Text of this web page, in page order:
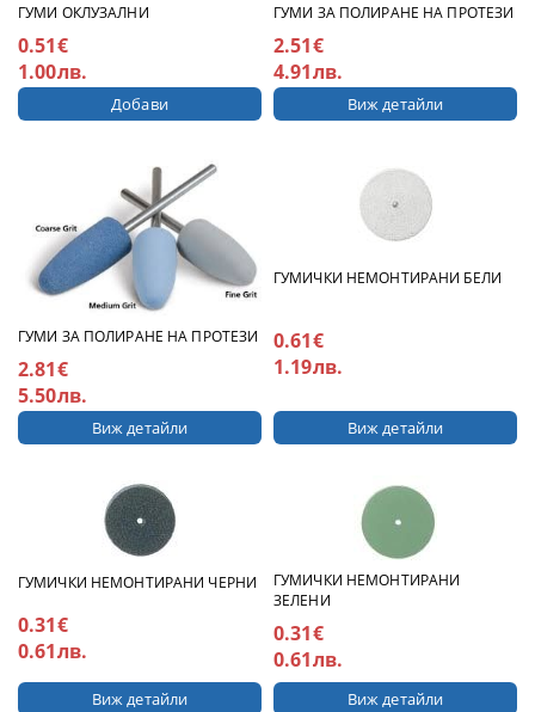
ГУМИ ОКЛУЗАЛНИ
0.51€
1.00лв.
ГУМИ ЗА ПОЛИРАНЕ НА ПРОТЕЗИ
2.51€
4.91лв.
Виж детайли
ГУМИ ЗА ПОЛИРАНЕ НА ПРОТЕЗИ
2.81€
5.50лв.
Виж детайли
ГУМИЧКИ НЕМОНТИРАНИ БЕЛИ
0.61€
1.19лв.
Виж детайли
ГУМИЧКИ НЕМОНТИРАНИ ЧЕРНИ
0.31€
0.61лв.
Виж детайли
ГУМИЧКИ НЕМОНТИРАНИ
ЗЕЛЕНИ
0.31€
0.61лв.
Виж детайли